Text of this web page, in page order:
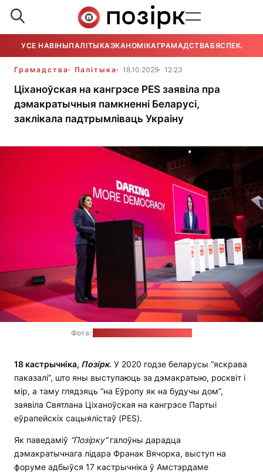
УСЕ НАВІНЫПАЛІТЫКАЭКАНОМІКАГРАМАДСТВАБЯСПЕКА
Грамадства Палітыка 18.10.2025 12:23
Ціханоўская на кангрэсе PES заявіла пра
дэмакратычныя памкненні Беларусі,
заклікала падтрымліваць Украіну
Фота:
18 кастрычніка, Позірк. У 2020 годзе беларусы “яскрава
паказалі”, што яны выступаюць за дэмакратыю, росквіт і
мір, а таму глядзяць “на Еўропу як на будучы дом”,
заявіла Святлана Ціханоўская на кангрэсе Партыі
еўрапейскіх сацыялістаў (PES).
Як паведаміў “Позірку“галоўны дарадца
дэмакратычнага лідара Франак Вячорка, выступ на
форуме адбыўся 17 кастрычніка ў Амстэрдаме